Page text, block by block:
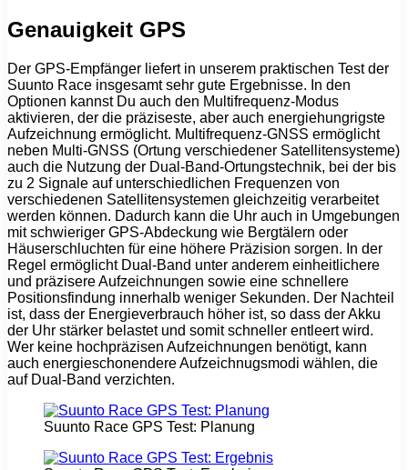
Genauigkeit GPS
Der GPS-Empfänger liefert in unserem praktischen Test der
Suunto Race insgesamt sehr gute Ergebnisse. In den
Optionen kannst Du auch den Multifrequenz-Modus
aktivieren, der die präziseste, aber auch energiehungrigste
Aufzeichnung ermöglicht. Multifrequenz-GNSS ermöglicht
neben Multi-GNSS (Ortung verschiedener Satellitensysteme)
auch die Nutzung der Dual-Band-Ortungstechnik, bei der bis
zu 2 Signale auf unterschiedlichen Frequenzen von
verschiedenen Satellitensystemen gleichzeitig verarbeitet
werden können. Dadurch kann die Uhr auch in Umgebungen
mit schwieriger GPS-Abdeckung wie Bergtälern oder
Häuserschluchten für eine höhere Präzision sorgen. In der
Regel ermöglicht Dual-Band unter anderem einheitlichere
und präzisere Aufzeichnungen sowie eine schnellere
Positionsfindung innerhalb weniger Sekunden. Der Nachteil
ist, dass der Energieverbrauch höher ist, so dass der Akku
der Uhr stärker belastet und somit schneller entleert wird.
Wer keine hochpräzisen Aufzeichnungen benötigt, kann
auch energieschonendere Aufzeichnugsmodi wählen, die
auf Dual-Band verzichten.
Suunto Race GPS Test: Planung